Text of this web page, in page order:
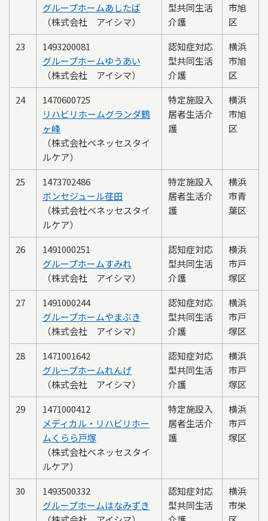
グループホームあしたば
（株式会社 アイシマ）
型共同生活
介護
市旭
区
23
1493200081
グループホームゆうあい
（株式会社 アイシマ）
認知症対応
型共同生活
介護
横浜
市旭
区
24
1470600725
リハビリホームグランダ鶴
ヶ峰
（株式会社ベネッセスタイ
ルケア）
特定施設入
居者生活介
護
横浜
市旭
区
25
1473702486
ボンセジュール荏田
（株式会社ベネッセスタイ
ルケア）
特定施設入
居者生活介
護
横浜
市青
葉区
26
1491000251
グループホームすみれ
（株式会社 アイシマ）
認知症対応
型共同生活
介護
横浜
市戸
塚区
27
1491000244
グループホームやまぶき
（株式会社 アイシマ）
認知症対応
型共同生活
介護
横浜
市戸
塚区
28
1471001642
グループホームれんげ
（株式会社 アイシマ）
認知症対応
型共同生活
介護
横浜
市戸
塚区
29
1471000412
メディカル・リハビリホー
ムくらら戸塚
（株式会社ベネッセスタイ
ルケア）
特定施設入
居者生活介
護
横浜
市戸
塚区
30
1493500332
グループホームはなみずき
認知症対応
型共同生活
横浜
市栄